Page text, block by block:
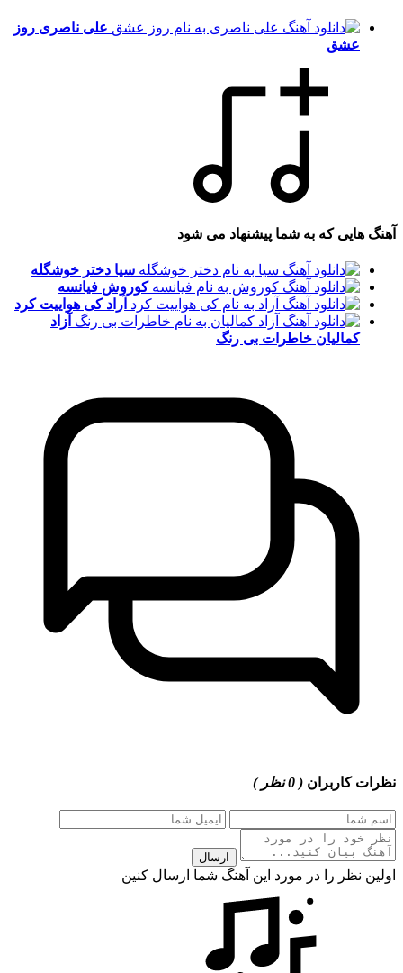
علی ناصری روز
عشق
آهنگ هایی که به شما پیشنهاد می شود
سیا دختر خوشگله
کوروش فیانسه
آراد کی هواییت کرد
آزاد
کمالیان خاطرات بی رنگ
نظرات کاربران ( 0 نظر )
ارسال
اولین نظر را در مورد این آهنگ شما ارسال کنین